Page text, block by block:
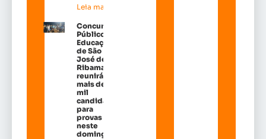
Leia mais »
Concurso
Público da
Educação
de São
José de
Ribamar
reunirá
mais de 38
mil
candidatos
para
provas
neste
domingo